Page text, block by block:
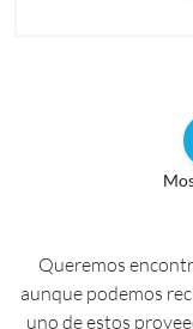
Queremos
aunque podemos
uno de estos